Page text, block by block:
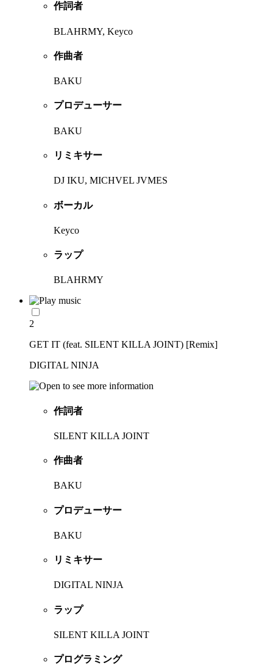
作詞者
BLAHRMY, Keyco
作曲者
BAKU
プロデューサー
BAKU
リミキサー
DJ IKU, MICHVEL JVMES
ボーカル
Keyco
ラップ
BLAHRMY
2
GET IT (feat. SILENT KILLA JOINT) [Remix]
DIGITAL NINJA
作詞者
SILENT KILLA JOINT
作曲者
BAKU
プロデューサー
BAKU
リミキサー
DIGITAL NINJA
ラップ
SILENT KILLA JOINT
プログラミング